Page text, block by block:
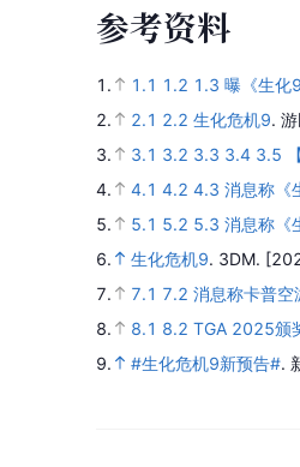
参考资料
1. 1.1 1.2 1.3 曝《生化
2.
2.1 2.2 生化危机9.
3.
3.1 3.2 3.3 3.4 3.5
4.
4.1 4.2 4.3 消息称《
5.
5.1 5.2 5.3 消息称《
6.
生化危机9. 3DM.
7.
7.1 7.2 消息称卡普
8.
8.1 8.2 TGA 2025颁
9.
#生化危机9新预告#.